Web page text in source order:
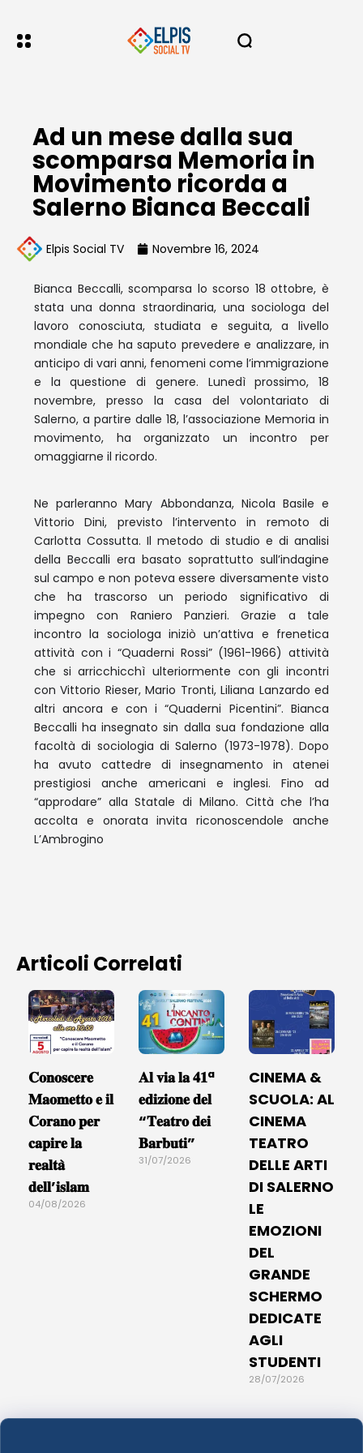
Ad un mese dalla sua
scomparsa Memoria in
Movimento ricorda a
Salerno Bianca Beccali
Elpis Social TV Novembre 16, 2024
Bianca Beccalli, scomparsa lo scorso 18 ottobre, è
stata una donna straordinaria, una sociologa del
lavoro conosciuta, studiata e seguita, a livello
mondiale che ha saputo prevedere e analizzare, in
anticipo di vari anni, fenomeni come l’immigrazione
e la questione di genere. Lunedì prossimo, 18
novembre, presso la casa del volontariato di
Salerno, a partire dalle 18, l’associazione Memoria in
movimento, ha organizzato un incontro per
omaggiarne il ricordo.
Ne parleranno Mary Abbondanza, Nicola Basile e
Vittorio Dini, previsto l’intervento in remoto di
Carlotta Cossutta. Il metodo di studio e di analisi
della Beccalli era basato soprattutto sull’indagine
sul campo e non poteva essere diversamente visto
che ha trascorso un periodo significativo di
impegno con Raniero Panzieri. Grazie a tale
incontro la sociologa iniziò un’attiva e frenetica
attività con i “Quaderni Rossi” (1961-1966) attività
che si arricchicchì ulteriormente con gli incontri
con Vittorio Rieser, Mario Tronti, Liliana Lanzardo ed
altri ancora e con i “Quaderni Picentini”. Bianca
Beccalli ha insegnato sin dalla sua fondazione alla
facoltà di sociologia di Salerno (1973-1978). Dopo
ha avuto cattedre di insegnamento in atenei
prestigiosi anche americani e inglesi. Fino ad
“approdare” alla Statale di Milano. Città che l’ha
accolta e onorata invita riconoscendole anche
L’Ambrogino
Articoli Correlati
𝐂𝐨𝐧𝐨𝐬𝐜𝐞𝐫𝐞
𝐌𝐚𝐨𝐦𝐞𝐭𝐭𝐨 𝐞 𝐢𝐥
𝐂𝐨𝐫𝐚𝐧𝐨 𝐩𝐞𝐫
𝐜𝐚𝐩𝐢𝐫𝐞 𝐥𝐚
𝐫𝐞𝐚𝐥𝐭𝐚̀
𝐝𝐞𝐥𝐥’𝐢𝐬𝐥𝐚𝐦
04/08/2026
𝐀𝐥 𝐯𝐢𝐚 𝐥𝐚 𝟒𝟏ª
𝐞𝐝𝐢𝐳𝐢𝐨𝐧𝐞 𝐝𝐞𝐥
“𝐓𝐞𝐚𝐭𝐫𝐨 𝐝𝐞𝐢
𝐁𝐚𝐫𝐛𝐮𝐭𝐢”
31/07/2026
CINEMA &
SCUOLA: AL
CINEMA
TEATRO
DELLE ARTI
DI SALERNO
LE
EMOZIONI
DEL
GRANDE
SCHERMO
DEDICATE
AGLI
STUDENTI
28/07/2026